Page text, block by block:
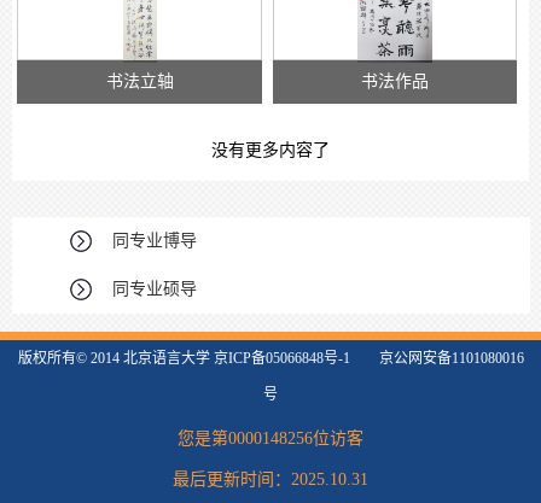
书法立轴 书法作品
没有更多内容了
同专业博导
同专业硕导
版权所有© 2014 北京语言大学 京ICP备05066848号-1 京公网安备1101080016
号
您是第0000148256位访客
最后更新时间： 2025.10.31